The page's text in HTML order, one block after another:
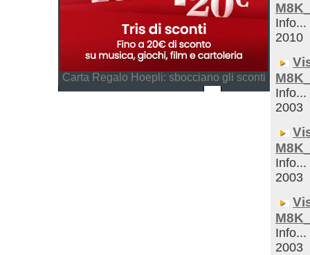
Carta Regalo Hoepli: sbocciano gli sconti
Info...
2010
Info...
2003
Info...
2003
Info...
2003